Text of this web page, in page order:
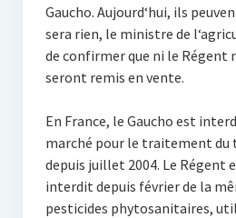
Gaucho. Aujourd‘hui, ils
sera rien, le ministre de
de confirmer que ni le Régent
seront remis en vente.
En France, le Gaucho est
marché pour le traitement du
depuis juillet 2004. Le Régent
interdit depuis février de la
pesticides phytosanitaires,